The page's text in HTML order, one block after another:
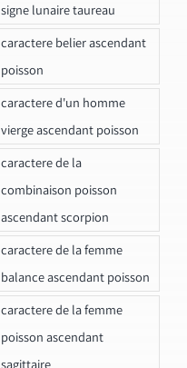
signe lunaire taureau
caractere belier ascendant
poisson
caractere d'un homme
vierge ascendant poisson
caractere de la
combinaison poisson
ascendant scorpion
caractere de la femme
balance ascendant poisson
caractere de la femme
poisson ascendant
sagittaire